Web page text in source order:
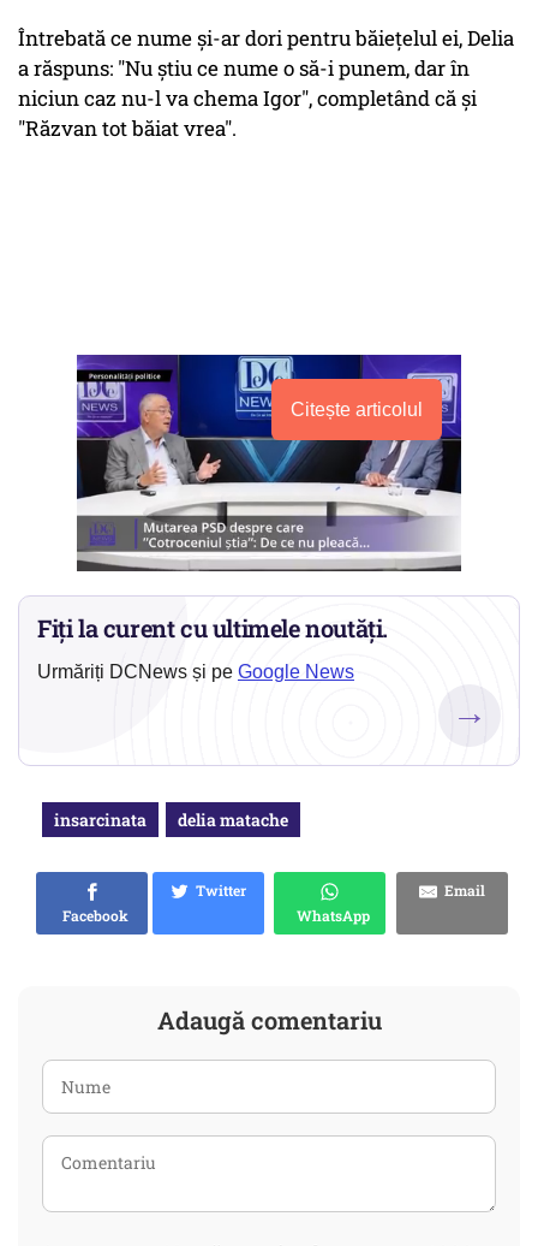
Întrebată ce nume și-ar dori pentru băiețelul ei, Delia
a răspuns: "Nu ştiu ce nume o să-i punem, dar în
niciun caz nu-l va chema Igor", completând că și
"Răzvan tot băiat vrea".
Citește articolul
Fiți la curent cu ultimele noutăți.
Urmăriți DCNews și pe Google News
→
insarcinata delia matache
Facebook
Twitter
WhatsApp
Email
Adaugă comentariu